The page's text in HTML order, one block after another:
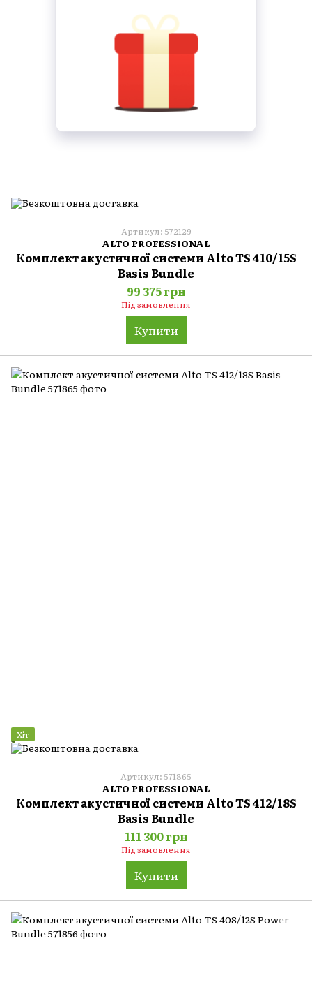
Артикул: 572129
ALTO PROFESSIONAL
Комплект акустичної системи Alto TS 410/15S
Basis Bundle
99 375 грн
Під замовлення
Купити
Хіт
Артикул: 571865
ALTO PROFESSIONAL
Комплект акустичної системи Alto TS 412/18S
Basis Bundle
111 300 грн
Під замовлення
Купити